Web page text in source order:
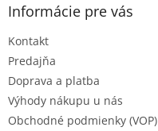
Informácie pre vás
Kontakt
Predajňa
Doprava a platba
Výhody nákupu u nás
Obchodné podmienky (VOP)